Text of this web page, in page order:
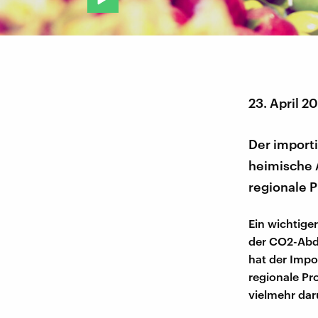
23. April
Der
heimische
regionale
Ein
der CO2-
hat der
regionale
vielmehr